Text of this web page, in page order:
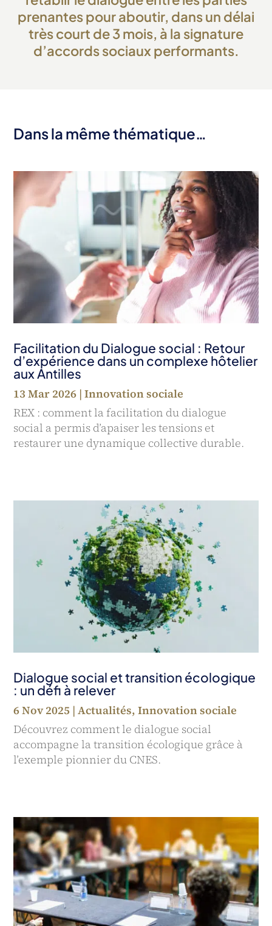
prenantes pour aboutir, dans un délai
très court de 3 mois, à la signature
d’accords sociaux performants.
Dans la même thématique…
Facilitation du Dialogue social : Retour
d’expérience dans un complexe hôtelier
aux Antilles
13 Mar 2026 |Innovation sociale
REX : comment la facilitation du dialogue
social a permis d’apaiser les tensions et
restaurer une dynamique collective durable.
Dialogue social et transition écologique
: un défi à relever
6 Nov 2025 |Actualités,Innovation sociale
Découvrez comment le dialogue social
accompagne la transition écologique grâce à
l’exemple pionnier du CNES.